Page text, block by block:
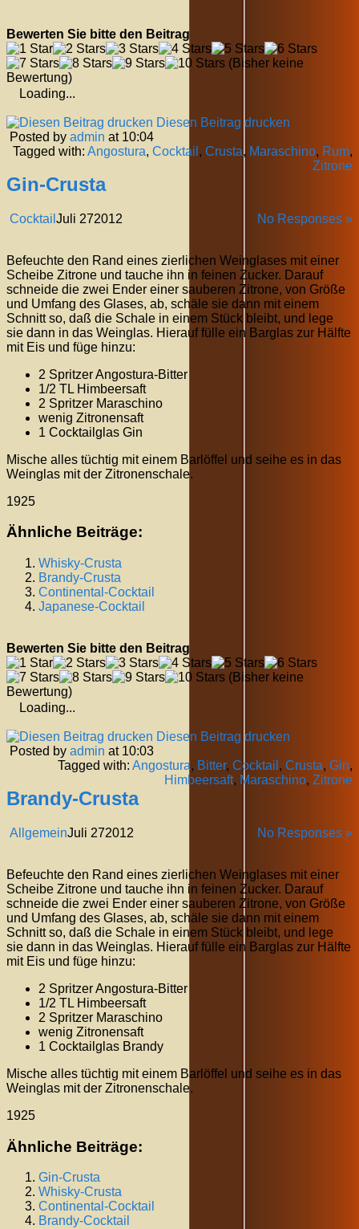
Bewerten Sie bitte den Beitrag
(Bisher keine
Bewertung)
Loading...
Diesen Beitrag drucken
Posted by admin at 10:04
Tagged with: Angostura, Cocktail , Crusta, Maraschino, Rum,
Zitrone
Gin-Crusta
Cocktail No Responses »
Juli 272012
Befeuchte den Rand eines zierlichen Weinglases mit einer
Scheibe Zitrone und tauche ihn in feinen Zucker. Darauf
schneide die zwei Ender einer sauberen Zitrone, von Größe
und Umfang des Glases, ab, schäle sie dann mit einem
Schnitt so, daß die Schale in einem Stück bleibt, und lege
sie dann in das Weinglas. Hierauf fülle ein Barglas zur Hälfte
mit Eis und füge hinzu:
2 Spritzer Angostura-Bitter
1/2 TL Himbeersaft
2 Spritzer Maraschino
wenig Zitronensaft
1 Cocktailglas Gin
Mische alles tüchtig mit einem Barlöffel und seihe es in das
Weinglas mit der Zitronenschale.
1925
Ähnliche Beiträge:
Whisky-Crusta
Brandy-Crusta
Continental-Cocktail
Japanese-Cocktail
Bewerten Sie bitte den Beitrag
(Bisher keine
Bewertung)
Loading...
Diesen Beitrag drucken
Posted by admin at 10:03
Tagged with: Angostura, Bitter, Cocktail , Crusta, Gin,
Himbeersaft, Maraschino, Zitrone
Brandy-Crusta
Allgemein No Responses »
Juli 272012
Befeuchte den Rand eines zierlichen Weinglases mit einer
Scheibe Zitrone und tauche ihn in feinen Zucker. Darauf
schneide die zwei Ender einer sauberen Zitrone, von Größe
und Umfang des Glases, ab, schäle sie dann mit einem
Schnitt so, daß die Schale in einem Stück bleibt, und lege
sie dann in das Weinglas. Hierauf fülle ein Barglas zur Hälfte
mit Eis und füge hinzu:
2 Spritzer Angostura-Bitter
1/2 TL Himbeersaft
2 Spritzer Maraschino
wenig Zitronensaft
1 Cocktailglas Brandy
Mische alles tüchtig mit einem Barlöffel und seihe es in das
Weinglas mit der Zitronenschale.
1925
Ähnliche Beiträge:
Gin-Crusta
Whisky-Crusta
Continental-Cocktail
Brandy-Cocktail